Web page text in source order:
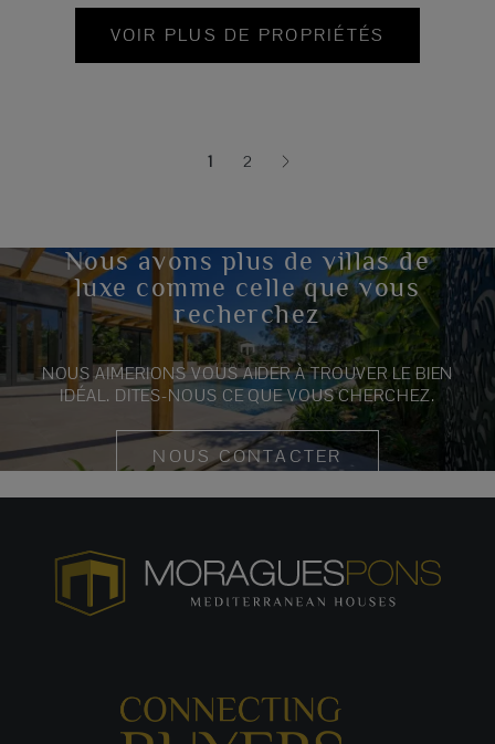
VOIR PLUS DE PROPRIÉTÉS
1(current)
2
Nous avons plus de villas de
luxe comme celle que vous
recherchez
NOUS AIMERIONS VOUS AIDER À TROUVER LE BIEN
IDÉAL. DITES-NOUS CE QUE VOUS CHERCHEZ.
NOUS CONTACTER